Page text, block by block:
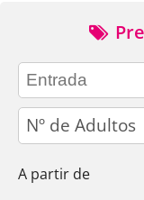
adults
A partir de